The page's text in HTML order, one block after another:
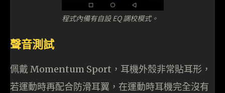
程式內備有自設 EQ 調校模式。
聲音測試
佩戴 Momentum Sport，耳機外殼非常貼耳形，
若運動時再配合防滑耳翼，在運動時耳機完全沒有